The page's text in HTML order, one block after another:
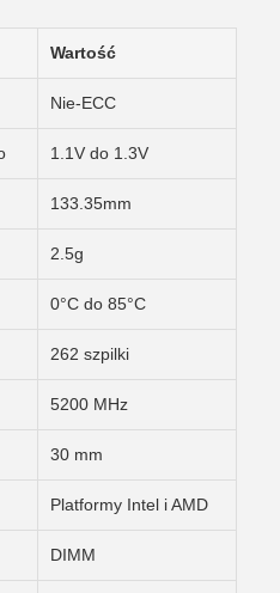
Wartość
Nie-ECC
1.1V do 1.3V
133.35mm
2.5g
0°C do 85°C
262 szpilki
5200 MHz
30 mm
Platformy Intel i AMD
DIMM